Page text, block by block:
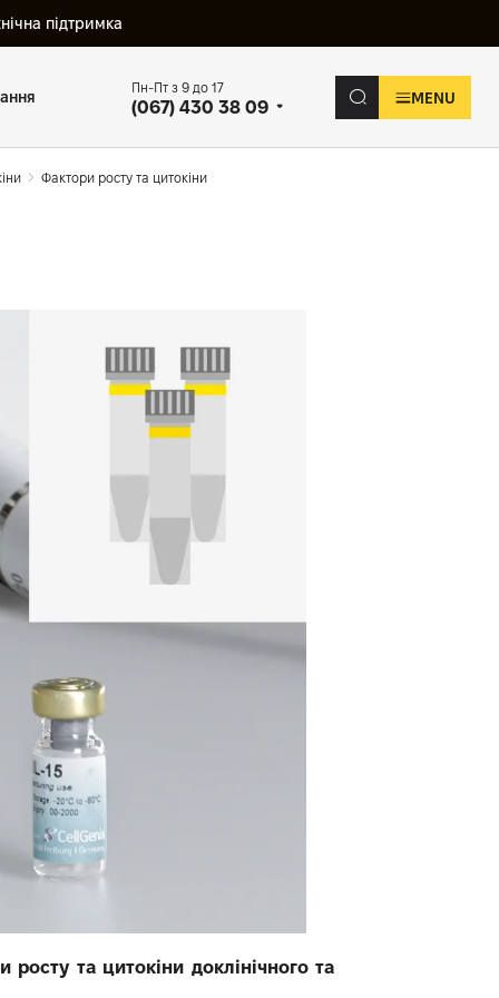
підтримка
Пн-Пт з 9 до 17
(067) 430 38 09 MENU
Фактори росту та цитокіни
та цитокіни доклінічного та